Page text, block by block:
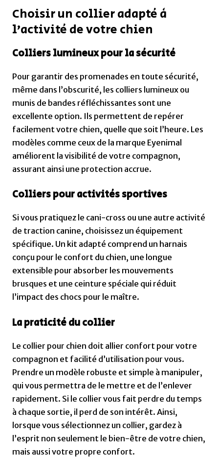
Choisir un collier adapté à
l’activité de votre chien
Colliers lumineux pour la sécurité
Pour garantir des promenades en toute sécurité,
même dans l’obscurité, les colliers lumineux ou
munis de bandes réfléchissantes sont une
excellente option. Ils permettent de repérer
facilement votre chien, quelle que soit l’heure. Les
modèles comme ceux de la marque Eyenimal
améliorent la visibilité de votre compagnon,
assurant ainsi une protection accrue.
Colliers pour activités sportives
Si vous pratiquez le cani-cross ou une autre activité
de traction canine, choisissez un équipement
spécifique. Un kit adapté comprend un harnais
conçu pour le confort du chien, une longue
extensible pour absorber les mouvements
brusques et une ceinture spéciale qui réduit
l’impact des chocs pour le maître.
La praticité du collier
Le collier pour chien doit allier confort pour votre
compagnon et facilité d’utilisation pour vous.
Prendre un modèle robuste et simple à manipuler,
qui vous permettra de le mettre et de l’enlever
rapidement. Si le collier vous fait perdre du temps
à chaque sortie, il perd de son intérêt. Ainsi,
lorsque vous sélectionnez un collier, gardez à
l’esprit non seulement le bien-être de votre chien,
mais aussi votre propre confort.